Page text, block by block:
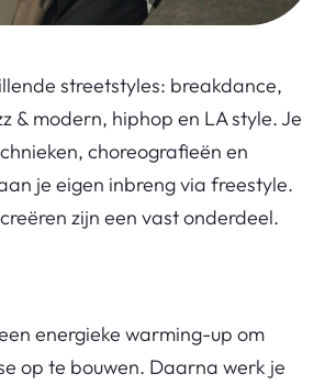
streetstyles: breakdance,
& modern, hiphop en LA style. Je
choreografieën en
je eigen inbreng via freestyle.
zijn een vast onderdeel.
energieke warming-up om
op te bouwen. Daarna werk je